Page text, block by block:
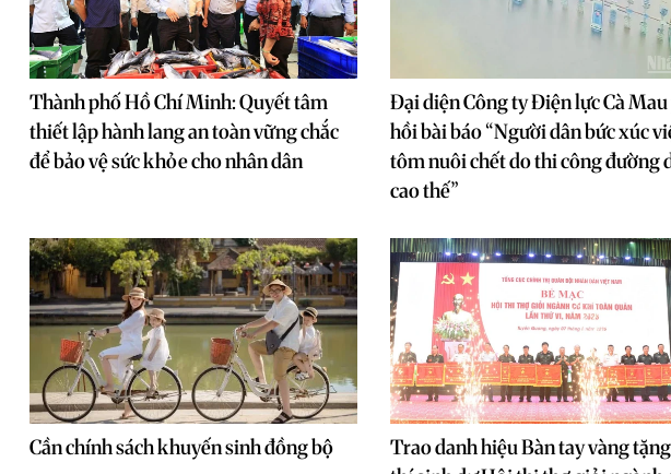
Thành phố Hồ Chí Minh: Quyết tâm
thiết lập hành lang an toàn vững chắc
để bảo vệ sức khỏe cho nhân dân
Đại diện Công ty Điện lực Cà
hồi bài báo “Người dân bức xúc
tôm nuôi chết do thi công đường
cao thế”
Cần chính sách khuyến sinh đồng bộ
Trao danh hiệu Bàn tay vàng